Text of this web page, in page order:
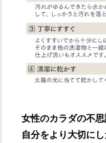
女性のカラダの不
自分をより大切にし